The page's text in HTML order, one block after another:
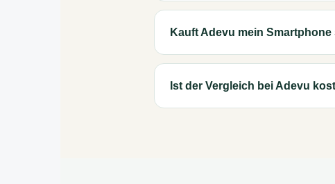
Kauft Adevu mein Smartphone
Ist der Vergleich bei Adevu